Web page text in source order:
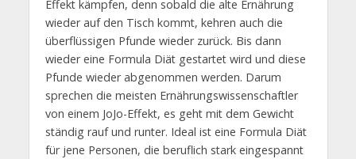
Effekt kämpfen, denn sobald die alte Ernährung
wieder auf den Tisch kommt, kehren auch die
überflüssigen Pfunde wieder zurück. Bis dann
wieder eine Formula Diät gestartet wird und diese
Pfunde wieder abgenommen werden. Darum
sprechen die meisten Ernährungswissenschaftler
von einem JoJo-Effekt, es geht mit dem Gewicht
ständig rauf und runter. Ideal ist eine Formula Diät
für jene Personen, die beruflich stark eingespannt